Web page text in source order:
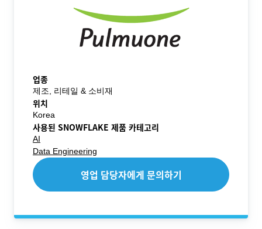
업종
제조, 리테일 & 소비재
위치
Korea
사용된 SNOWFLAKE 제품 카테고리
AI
Data Engineering
영업 담당자에게 문의하기